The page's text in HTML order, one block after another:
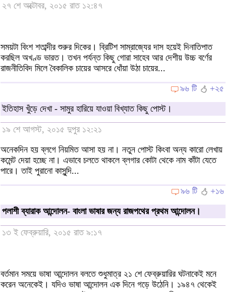
২৭ শে অক্টোবর, ২০১৫ রাত ১২:৪৭
সময়টা বিংশ শতাব্দীর শুরুর দিকের। ব্রিটিশ সাম্রাজ্যের দাস হয়েই দিনাতিপাত
করছিল অখণ্ড ভারত। তখন পর্যন্ত কিছু গোরা সাহেব আর দেশীয় উচ্চ বর্ণের
রাজনীতিবিদ মিলে বৈকালিক চায়ের আসরে ধোঁয়া উঠা চায়ের...
৯৬ টি
+২৫
ইতিহাস খুঁড়ে দেখা - সামুর হারিয়ে যাওয়া বিখ্যাত কিছু পোস্ট।
১৯ শে আগস্ট, ২০১৫ দুপুর ১২:২১
অনেকদিন হয় ব্লগে নিয়মিত আসা হয় না। নতুন পোস্ট কিংবা অন্য কারো লেখায়
কমেন্ট দেয়া হচ্ছে না। এভাবে চলতে থাকলে ব্লগার কোটা থেকে নাম কাঁটা যেতে
পারে। তাই পুরানো কাসুন্দি...
৯৬ টি
+১৬
পলাশী ব্যারাক আন্দোলন- বাংলা ভাষার জন্য রাজপথের প্রথম আন্দোলন।
১৩ ই ফেব্রুয়ারি, ২০১৫ রাত ৯:১৭
বর্তমান সময়ে ভাষা আন্দোলন বলতে শুধুমাত্র ২১ শে ফেব্রুয়ারির ঘটনাকেই মনে
করেন অনেকেই। যদিও ভাষা আন্দোলন এক দিনে গড়ে উঠেনি। ১৯৪৭ থেকেই